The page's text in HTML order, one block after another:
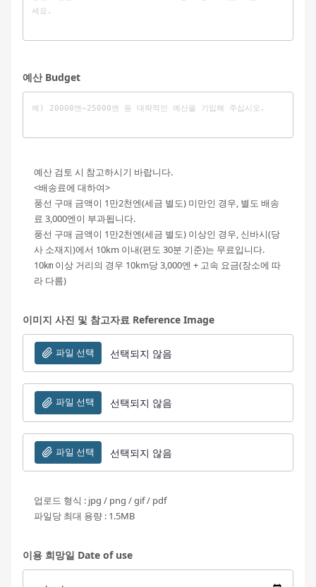
예산 Budget
예산 검토 시 참고하시기 바랍니다.
<배송료에 대하여>
풍선 구매 금액이 1만2천엔(세금 별도) 미만인 경우, 별도 배송
료 3,000엔이 부과됩니다.
풍선 구매 금액이 1만2천엔(세금 별도) 이상인 경우, 신바시(당
사 소재지)에서 10km 이내(편도 30분 기준)는 무료입니다.
10㎞ 이상 거리의 경우 10km당 3,000엔 + 고속 요금(장소에 따
라 다름)
이미지 사진 및 참고자료 Reference Image
파일 선택 선택되지 않음
파일 선택 선택되지 않음
파일 선택 선택되지 않음
업로드 형식 : jpg / png / gif / pdf
파일당 최대 용량 : 1.5MB
이용 희망일 Date of use